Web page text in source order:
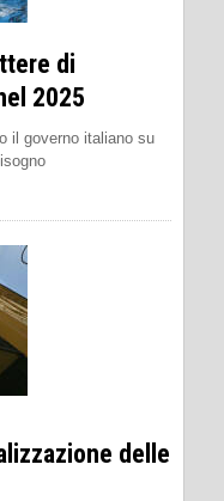
di
2025
il governo italiano su
delle